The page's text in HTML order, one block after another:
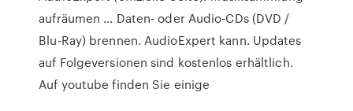
aufräumen ... Daten- oder Audio-CDs (DVD /
Blu-Ray) brennen. AudioExpert kann. Updates
auf Folgeversionen sind kostenlos erhältlich.
Auf youtube finden Sie einige